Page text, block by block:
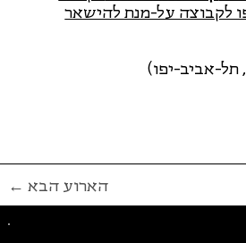
לקבוצה על-מנת להישאר
← הארוע הבא